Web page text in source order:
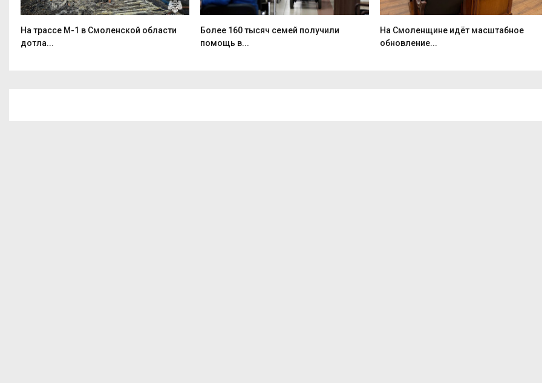
На трассе М-1 в Смоленской области
дотла...
Более 160 тысяч семей получили
помощь в...
На Смоленщине идёт масштабное
обновление...